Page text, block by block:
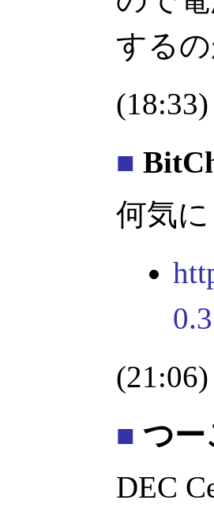
する
(18:33)
■
何気
(21:06)
■ つー
DEC